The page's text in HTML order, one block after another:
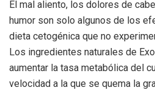
El mal aliento, los dolores de
humor son solo algunos de los
dieta cetogénica que no
Los ingredientes naturales de
aumentar la tasa metabólica del
velocidad a la que se quema la